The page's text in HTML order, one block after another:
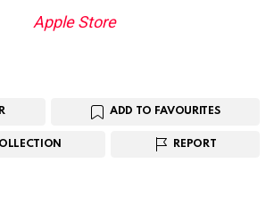
Apple Store
ADD TO FAVOURITES
REPORT